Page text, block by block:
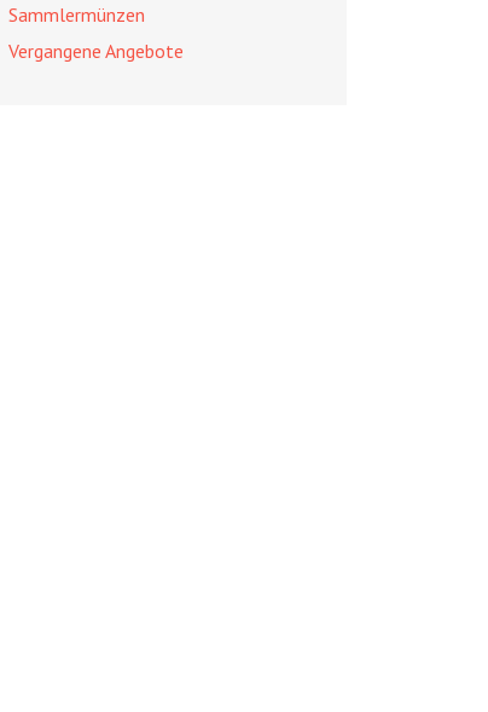
Sammlermünzen
Vergangene Angebote